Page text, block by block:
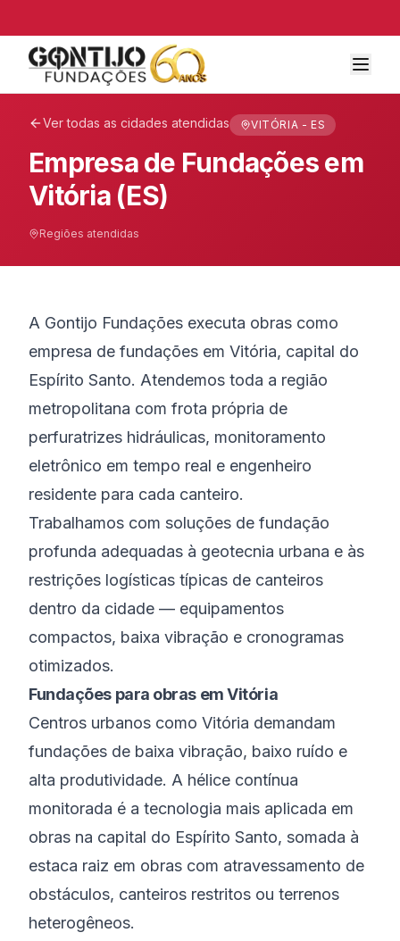
Ver todas as cidades atendidas VITÓRIA - ES
Empresa de Fundações em
Vitória (ES)
Regiões atendidas
A Gontijo Fundações executa obras como
empresa de fundações em Vitória, capital do
Espírito Santo. Atendemos toda a região
metropolitana com frota própria de
perfuratrizes hidráulicas, monitoramento
eletrônico em tempo real e engenheiro
residente para cada canteiro.
Trabalhamos com soluções de fundação
profunda adequadas à geotecnia urbana e às
restrições logísticas típicas de canteiros
dentro da cidade — equipamentos
compactos, baixa vibração e cronogramas
otimizados.
Fundações para obras em Vitória
Centros urbanos como Vitória demandam
fundações de baixa vibração, baixo ruído e
alta produtividade. A hélice contínua
monitorada é a tecnologia mais aplicada em
obras na capital do Espírito Santo, somada à
estaca raiz em obras com atravessamento de
obstáculos, canteiros restritos ou terrenos
heterogêneos.